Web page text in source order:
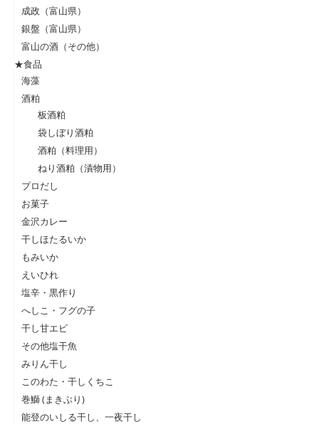
成政（富山県）
銀盤（富山県）
富山の酒（その他）
★食品
海藻
酒粕
板酒粕
袋しぼり酒粕
酒粕（料理用）
ねり酒粕（漬物用）
プロだし
お菓子
金沢カレー
干しほたるいか
もみいか
えいひれ
塩辛・黒作り
へしこ・フグの子
干し甘エビ
その他塩干魚
みりん干し
このわた・干しくちこ
巻鰤 (まきぶり)
能登のいしる干し、一夜干し